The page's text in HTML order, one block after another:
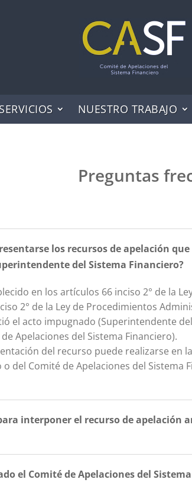
SERVICIOS NUESTRO TRABAJO
Preguntas
los recursos de apelación
del Sistema Financiero?
en los artículos 66 inciso 2° de la
2° de la Ley de Procedimientos
el acto impugnado (Superintendente
Apelaciones del Sistema Financiero).
del recurso puede realizarse en
o del Comité de Apelaciones del Sistema
interponer el recurso de apelación
el Comité de Apelaciones del